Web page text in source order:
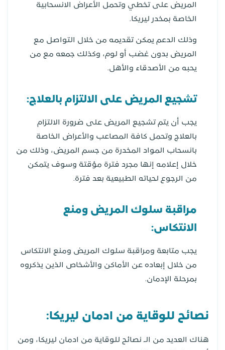
المريض على تخطي وتحمل الأعراض الانسحابية
الخاصة بمخدر ليريكا.
وذلك الدعم يمكن تقديمه من خلال التواصل مع
المريض بدون غضب أو لوم، وكذلك جمعه مع من
يحبه من الأصدقاء والأهل.
تشجيع المريض على الالتزام بالعلاج:
يجب أن يتم تشجيع المريض على ضرورة الالتزام
بالعلاج وتحمل كافة المصاعب والأعراض الخاصة
بانسحاب المواد المخدرة من جسم المريض، وذلك من
خلال إعلامه إنها مجرد فترة مؤقتة وسوف يتمكن
من الرجوع لحياته الطبيعية بعد فترة.
مراقبة سلوك المريض ومنع
الانتكاس:
يجب متابعة ومراقبة سلوك المريض ومنع الانتكاس
من خلال إبعاده عن الأماكن والأشخاص الذين يذكروه
بمرحلة الإدمان.
نصائح للوقاية من ادمان ليريكا:
هناك العديد من الـ نصائح للوقاية من ادمان ليريكا، ومن